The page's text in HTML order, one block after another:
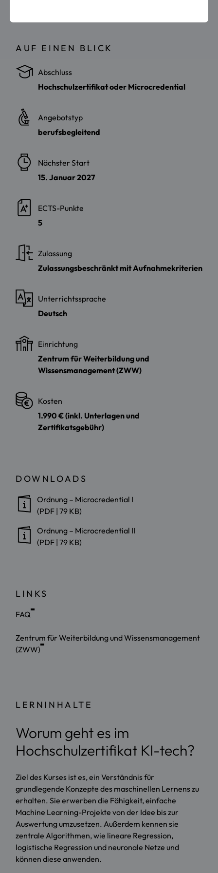
AUF EINEN BLICK
Abschluss
Hochschulzertifikat oder Microcredential
Angebotstyp
berufsbegleitend
Nächster Start
15. Januar 2027
ECTS-Punkte
5
Zulassung
Zulassungsbeschränkt mit Aufnahmekriterien
Unterrichtssprache
Deutsch
Einrichtung
Zentrum für Weiterbildung und
Wissensmanagement (ZWW)
Kosten
1.990 € (inkl. Unterlagen und
Zertifikatsgebühr)
DOWNLOADS
Ordnung – Microcredential I
(PDF | 79 KB)
Ordnung – Microcredential II
(PDF | 79 KB)
LINKS
FAQ
Zentrum für Weiterbildung und Wissensmanagement
(ZWW)
LERNINHALTE
Worum geht es im
Hochschulzertifikat KI-tech?
Ziel des Kurses ist es, ein Verständnis für
grundlegende Konzepte des maschinellen Lernens zu
erhalten. Sie erwerben die Fähigkeit, einfache
Machine Learning-Projekte von der Idee bis zur
Auswertung umzusetzen. Außerdem kennen sie
zentrale Algorithmen, wie lineare Regression,
logistische Regression und neuronale Netze und
können diese anwenden.